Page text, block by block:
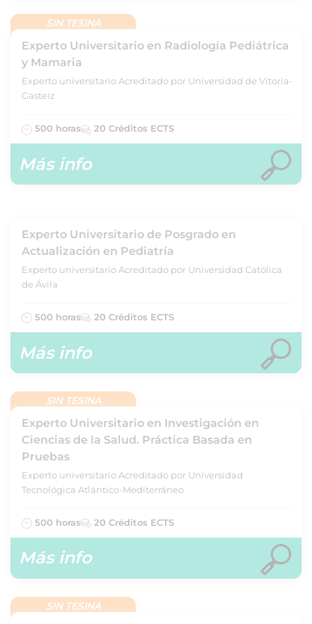
SIN TESINA
Experto Universitario en Radiología Pediátrica
y Mamaria
Experto universitario Acreditado por Universidad de Vitoria-
Gasteiz
500 horas 20 Créditos ECTS
Más info
Experto Universitario de Posgrado en
Actualización en Pediatría
Experto universitario Acreditado por Universidad Católica
de Ávila
500 horas 20 Créditos ECTS
Más info
SIN TESINA
Experto Universitario en Investigación en
Ciencias de la Salud. Práctica Basada en
Pruebas
Experto universitario Acreditado por Universidad
Tecnológica Atlántico-Mediterráneo
500 horas 20 Créditos ECTS
Más info
SIN TESINA